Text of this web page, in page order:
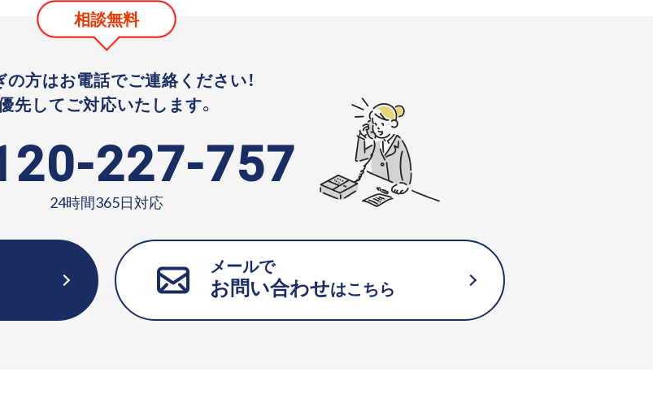
相談無料
の方はお電話でご連絡ください！
先してご対応いたします。
227-757
24時間365日対応
メールで
お問い合わせはこちら